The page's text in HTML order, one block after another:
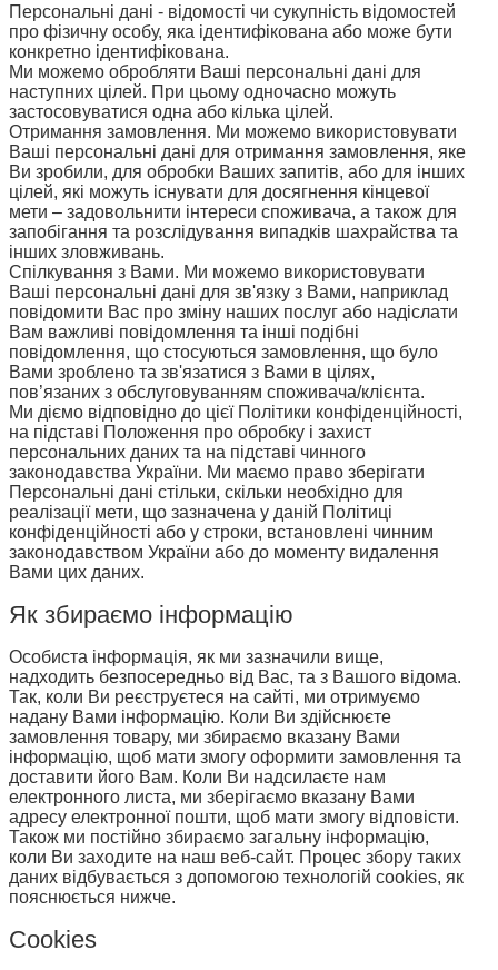
Персональні дані - відомості чи сукупність відомостей
про фізичну особу, яка ідентифікована або може бути
конкретно ідентифікована.
Ми можемо обробляти Ваші персональні дані для
наступних цілей. При цьому одночасно можуть
застосовуватися одна або кілька цілей.
Отримання замовлення. Ми можемо використовувати
Ваші персональні дані для отримання замовлення, яке
Ви зробили, для обробки Ваших запитів, або для інших
цілей, які можуть існувати для досягнення кінцевої
мети – задовольнити інтереси споживача, а також для
запобігання та розслідування випадків шахрайства та
інших зловживань.
Спілкування з Вами. Ми можемо використовувати
Ваші персональні дані для зв'язку з Вами, наприклад
повідомити Вас про зміну наших послуг або надіслати
Вам важливі повідомлення та інші подібні
повідомлення, що стосуються замовлення, що було
Вами зроблено та зв'язатися з Вами в цілях,
пов’язаних з обслуговуванням споживача/клієнта.
Ми діємо відповідно до цієї Політики конфіденційності,
на підставі Положення про обробку і захист
персональних даних та на підставі чинного
законодавства України. Ми маємо право зберігати
Персональні дані стільки, скільки необхідно для
реалізації мети, що зазначена у даній Політиці
конфіденційності або у строки, встановлені чинним
законодавством України або до моменту видалення
Вами цих даних.
Як збираємо інформацію
Особиста інформація, як ми зазначили вище,
надходить безпосередньо від Вас, та з Вашого відома.
Так, коли Ви реєструєтеся на сайті, ми отримуємо
надану Вами інформацію. Коли Ви здійснюєте
замовлення товару, ми збираємо вказану Вами
інформацію, щоб мати змогу оформити замовлення та
доставити його Вам. Коли Ви надсилаєте нам
електронного листа, ми зберігаємо вказану Вами
адресу електронної пошти, щоб мати змогу відповісти.
Також ми постійно збираємо загальну інформацію,
коли Ви заходите на наш веб-сайт. Процес збору таких
даних відбувається з допомогою технологій cookies, як
пояснюється нижче.
Cookies